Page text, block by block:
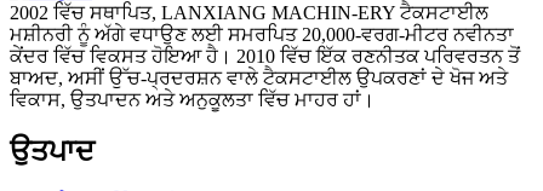
2002 ਵਿੱਚ ਸਥਾਪਿਤ, LANXIANG MACHIN-ERY ਟੈਕਸਟਾਈਲ
ਮਸ਼ੀਨਰੀ ਨੂੰ ਅੱਗੇ ਵਧਾਉਣ ਲਈ ਸਮਰਪਿਤ 20,000-ਵਰਗ-ਮੀਟਰ ਨਵੀਨਤਾ
ਕੇਂਦਰ ਵਿੱਚ ਵਿਕਸਤ ਹੋਇਆ ਹੈ। 2010 ਵਿੱਚ ਇੱਕ ਰਣਨੀਤਕ ਪਰਿਵਰਤਨ ਤੋਂ
ਬਾਅਦ, ਅਸੀਂ ਉੱਚ-ਪ੍ਰਦਰਸ਼ਨ ਵਾਲੇ ਟੈਕਸਟਾਈਲ ਉਪਕਰਣਾਂ ਦੇ ਖੋਜ ਅਤੇ
ਵਿਕਾਸ, ਉਤਪਾਦਨ ਅਤੇ ਅਨੁਕੂਲਤਾ ਵਿੱਚ ਮਾਹਰ ਹਾਂ।
ਉਤਪਾਦ